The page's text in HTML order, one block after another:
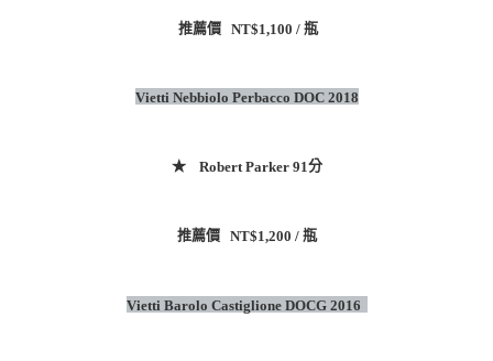
推薦價 NT$1,100 / 瓶
Vietti Nebbiolo Perbacco DOC 2018
★ Robert Parker 91分
推薦價 NT$1,200 / 瓶
Vietti Barolo Castiglione DOCG 2016